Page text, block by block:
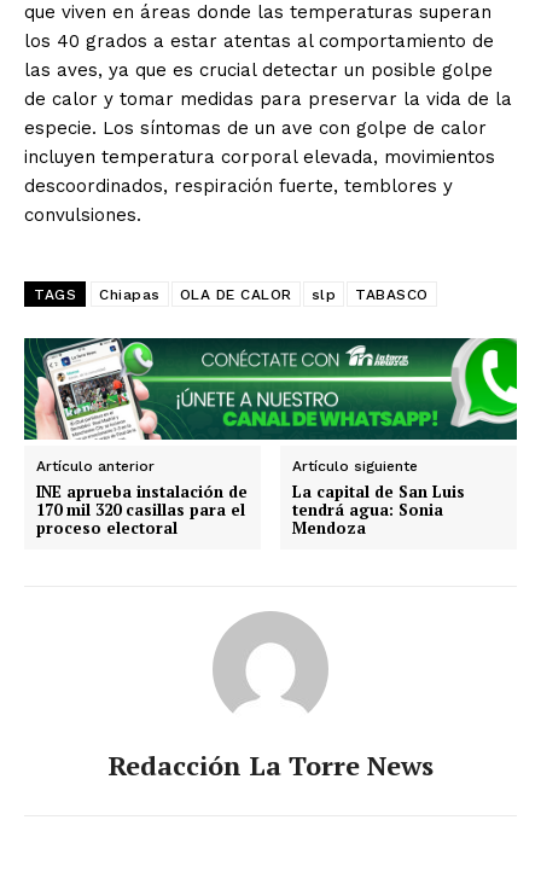
El Suplemento
SUSCRIBIRSE
Estados
Baja California
Campeche
Guanajuato
Guerrero Hidalgo
Jalisco
que viven en áreas donde las temperaturas superan
los 40 grados a estar atentas al comportamiento de
las aves, ya que es crucial detectar un posible golpe
de calor y tomar medidas para preservar la vida de la
especie. Los síntomas de un ave con golpe de calor
incluyen temperatura corporal elevada, movimientos
descoordinados, respiración fuerte, temblores y
convulsiones.
TAGS Chiapas OLA DE CALOR slp TABASCO
Artículo anterior
INE aprueba instalación de
170 mil 320 casillas para el
proceso electoral
Artículo siguiente
La capital de San Luis
tendrá agua: Sonia
Mendoza
Redacción La Torre News